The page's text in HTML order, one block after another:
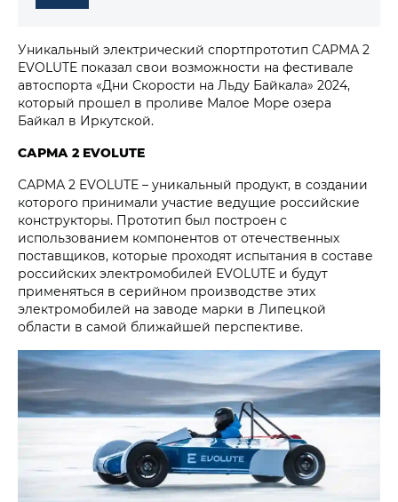
Уникальный электрический спортпрототип САРМА 2
EVOLUTE показал свои возможности на фестивале
автоспорта «Дни Скорости на Льду Байкала» 2024,
который прошел в проливе Малое Море озера
Байкал в Иркутской.
САРМА 2 EVOLUTE
САРМА 2 EVOLUTE – уникальный продукт, в создании
которого принимали участие ведущие российские
конструкторы. Прототип был построен с
использованием компонентов от отечественных
поставщиков, которые проходят испытания в составе
российских электромобилей EVOLUTE и будут
применяться в серийном производстве этих
электромобилей на заводе марки в Липецкой
области в самой ближайшей перспективе.